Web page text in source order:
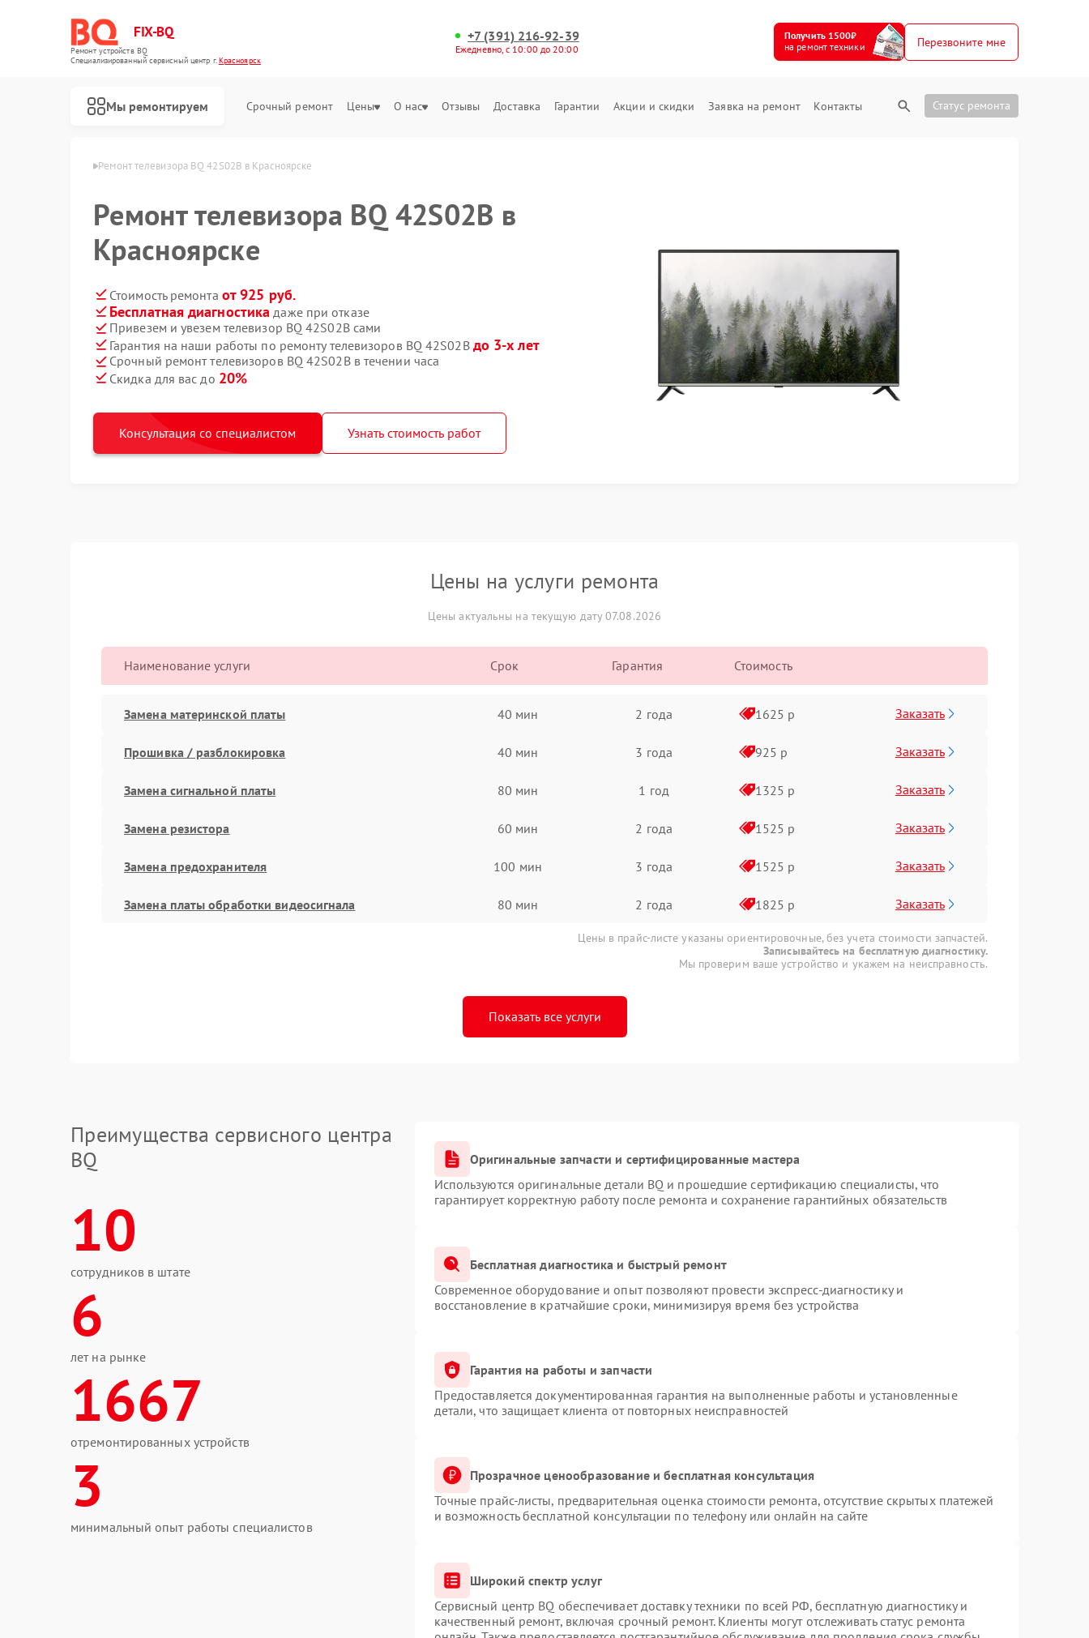
FIX-BQ
Ремонт устройств BQ
Специализированный cервисный центр г.Красноярск
+7 (391) 216-92-39
Ежедневно, с 10:00 до 20:00
Получить 1500₽
на ремонт техники
Перезвоните мне
Мы ремонтируем Срочный ремонт Цены О нас Отзывы Доставка Гарантии Акции и скидки Заявка на ремонт Контакты Статус ремонта
BQ в Красноярске Ремонт телевизора BQ 42S02B в Красноярске
Ремонт телевизора BQ 42S02B в
Красноярске
Стоимость ремонта от 925 руб.
Бесплатная диагностика даже при отказе
Привезем и увезем телевизор BQ 42S02B сами
Гарантия на наши работы по ремонту телевизоров BQ 42S02B до 3-х лет
Срочный ремонт телевизоров BQ 42S02B в течении часа
Скидка для вас до 20%
Консультация со специалистом Узнать стоимость работ
Цены на услуги ремонта
Цены актуальны на текущую дату 07.08.2026
Наименование услуги Срок Гарантия Стоимость
Замена материнской платы 40 мин 2 года 1625 р Заказать
Прошивка / разблокировка 40 мин 3 года 925 р Заказать
Замена сигнальной платы 80 мин 1 год 1325 р Заказать
Замена резистора 60 мин 2 года 1525 р Заказать
Замена предохранителя 100 мин 3 года 1525 р Заказать
Замена платы обработки видеосигнала 80 мин 2 года 1825 р Заказать
Цены в прайс-листе указаны ориентировочные, без учета стоимости запчастей.
Записывайтесь на бесплатную диагностику.
Мы проверим ваше устройство и укажем на неисправность.
Показать все услуги
Преимущества сервисного центра
BQ
10
сотрудников в штате
6
лет на рынке
1667
отремонтированных устройств
3
минимальный опыт работы специалистов
Оригинальные запчасти и сертифицированные мастера
Используются оригинальные детали BQ и прошедшие сертификацию специалисты, что
гарантирует корректную работу после ремонта и сохранение гарантийных обязательств
Бесплатная диагностика и быстрый ремонт
Современное оборудование и опыт позволяют провести экспресс-диагностику и
восстановление в кратчайшие сроки, минимизируя время без устройства
Гарантия на работы и запчасти
Предоставляется документированная гарантия на выполненные работы и установленные
детали, что защищает клиента от повторных неисправностей
Прозрачное ценообразование и бесплатная консультация
Точные прайс-листы, предварительная оценка стоимости ремонта, отсутствие скрытых платежей
и возможность бесплатной консультации по телефону или онлайн на сайте
Широкий спектр услуг
Сервисный центр BQ обеспечивает доставку техники по всей РФ, бесплатную диагностику и
качественный ремонт, включая срочный ремонт. Клиенты могут отслеживать статус ремонта